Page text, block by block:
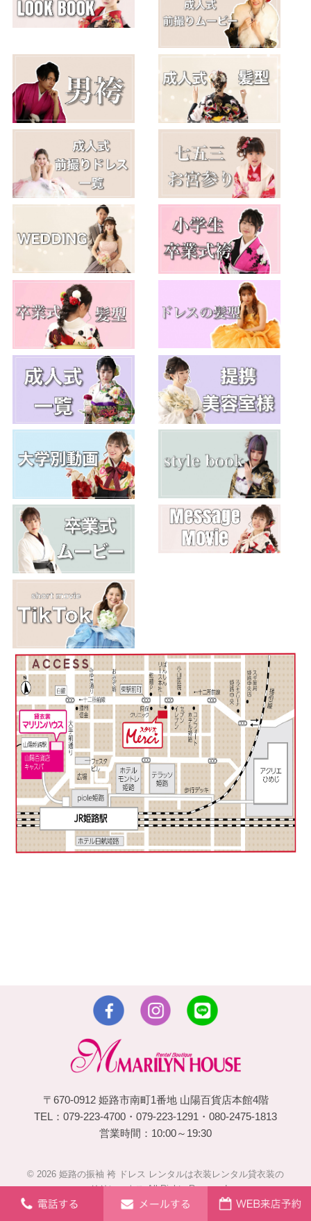
〒670-0912 姫路市南町1番地 山陽百貨店本館4階
TEL：079-223-4700・079-223-1291・080-2475-1813
営業時間：10:00～19:30
© 2026 姫路の振袖 袴 ドレス レンタルは衣装レンタル貸衣装の
マリリンハウス All Rights Reserved.